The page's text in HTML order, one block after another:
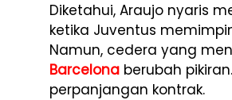
Diketahui, Araujo nyaris
ketika Juventus
Namun, cedera yang
Barcelona berubah
perpanjangan kontrak.